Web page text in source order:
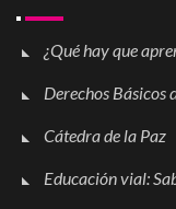
¿Qué hay que
Derechos Básicos
Cátedra de la Paz
Educación vial: